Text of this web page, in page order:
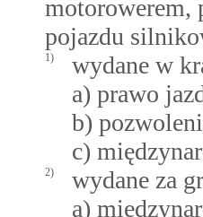
motorowerem,
pojazdu
1)
wydane w
a) prawo
b)
c)
2)
wydane za
a)